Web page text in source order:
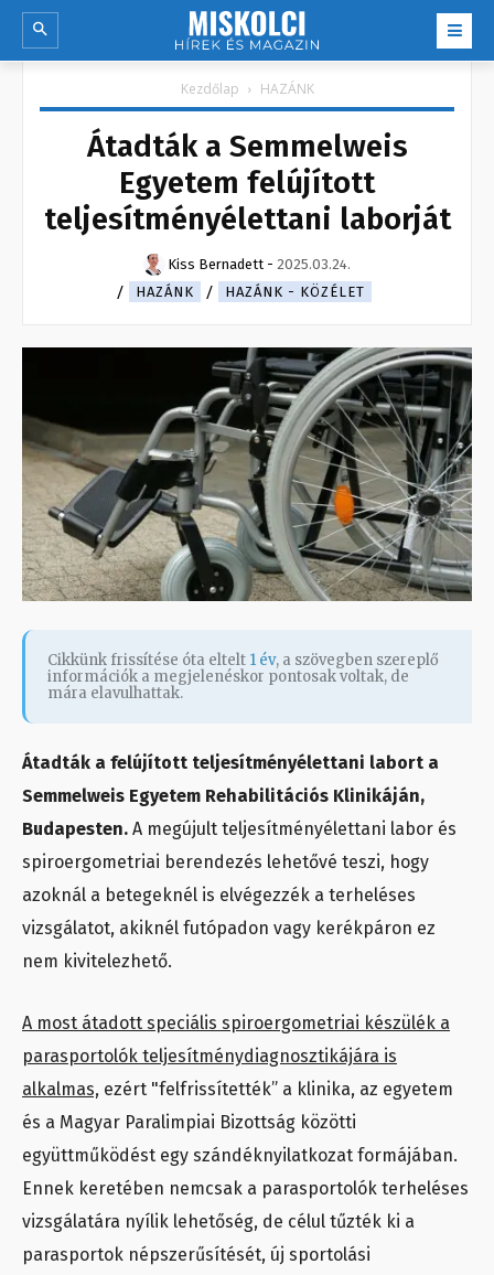
Kezdőlap HAZÁNK
Átadták a Semmelweis
Egyetem felújított
teljesítményélettani laborját
Kiss Bernadett - 2025.03.24.
HAZÁNK
HAZÁNK - KÖZÉLET
Cikkünk frissítése óta eltelt 1 év, a szövegben szereplő
információk a megjelenéskor pontosak voltak, de
mára elavulhattak.
Átadták a felújított teljesítményélettani labort a
Semmelweis Egyetem Rehabilitációs Klinikáján,
Budapesten. A megújult teljesítményélettani labor és
spiroergometriai berendezés lehetővé teszi, hogy
azoknál a betegeknél is elvégezzék a terheléses
vizsgálatot, akiknél futópadon vagy kerékpáron ez
nem kivitelezhető.
A most átadott speciális spiroergometriai készülék a
parasportolók teljesítménydiagnosztikájára is
alkalmas, ezért "felfrissítették” a klinika, az egyetem
és a Magyar Paralimpiai Bizottság közötti
együttműködést egy szándéknyilatkozat formájában.
Ennek keretében nemcsak a parasportolók terheléses
vizsgálatára nyílik lehetőség, de célul tűzték ki a
parasportok népszerűsítését, új sportolási